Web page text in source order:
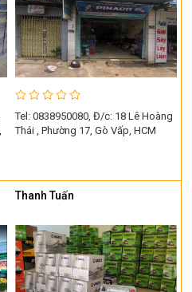
Tel: 0838950080, Đ/c: 18 Lê Hoàng
Thái , Phường 17, Gò Vấp, HCM
Thanh Tuấn